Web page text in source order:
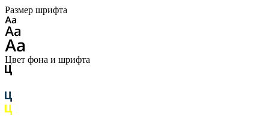
Размер шрифта
Цвет фона и шрифта